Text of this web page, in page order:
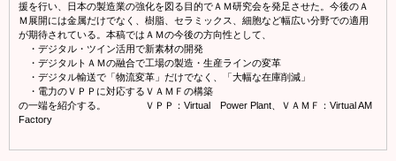
援を行い、日本の製造業の強化を図る目的でＡＭ研究会を発足させた。今後のＡ
Ｍ展開には金属だけでなく、樹脂、セラミックス、細胞など幅広い分野での適用
が期待されている。本稿ではＡＭの今後の方向性として、
・デジタル・ツイン活用で新素材の開発
・デジタルトＡＭの融合で工場の製造・生産ラインの変革
・デジタル輸送で「物流変革」だけでなく、「大幅な在庫削減」
・電力のＶＰＰに対応するＶＡＭＦの構築
の一端を紹介する。 ＶＰＰ：Virtual Power Plant、ＶＡＭＦ：Virtual AM
Factory